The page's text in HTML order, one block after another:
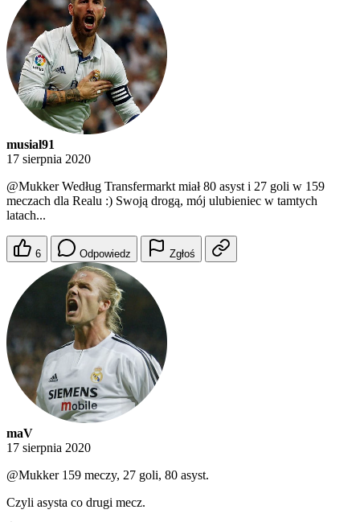
musial91
17 sierpnia 2020
@MukkerWedług Transfermarkt miał 80 asyst i 27 goli w 159
meczach dla Realu :) Swoją drogą, mój ulubieniec w tamtych
latach...
6 Odpowiedz Zgłoś
maV
17 sierpnia 2020
@Mukker159 meczy, 27 goli, 80 asyst.
Czyli asysta co drugi mecz.